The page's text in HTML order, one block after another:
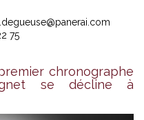
75
chronographe
se décline à